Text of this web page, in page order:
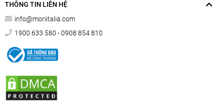
THÔNG TIN LIÊN HỆ
info@moriitalia.com
1900 633 580 - 0908 854 810